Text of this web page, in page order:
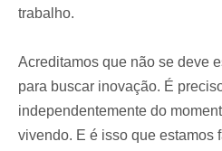
trabalho.
Acreditamos que não se deve
para buscar inovação. É
independentemente do
vivendo. E é isso que estamos